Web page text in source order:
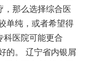
，那么选择综合医
单纯，或者希望得
科医院可能更合
的。 辽宁省内银屑